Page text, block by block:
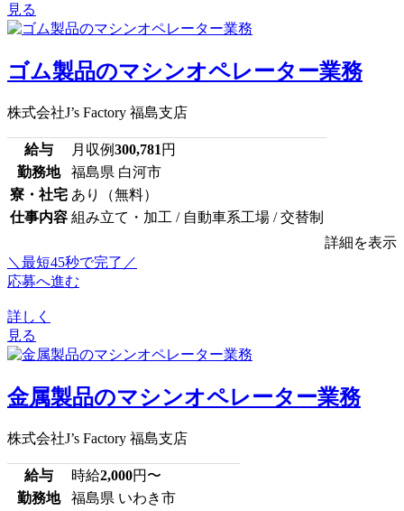
見る
ゴム製品のマシンオペレーター業務
株式会社J’s Factory 福島支店
給与 月収例300,781 円
勤務地
福島県 白河市
寮・社宅 あり（無料）
仕事内容 組み立て・加工 / 自動車系工場 / 交替制
詳細を表示
＼最短45秒で完了／
応募へ進む
詳しく
見る
金属製品のマシンオペレーター業務
株式会社J’s Factory 福島支店
給与 時給2,000円〜
勤務地
福島県 いわき市